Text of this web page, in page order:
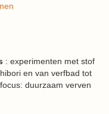
: experimenten met stof
en van verfbad tot
duurzaam verven